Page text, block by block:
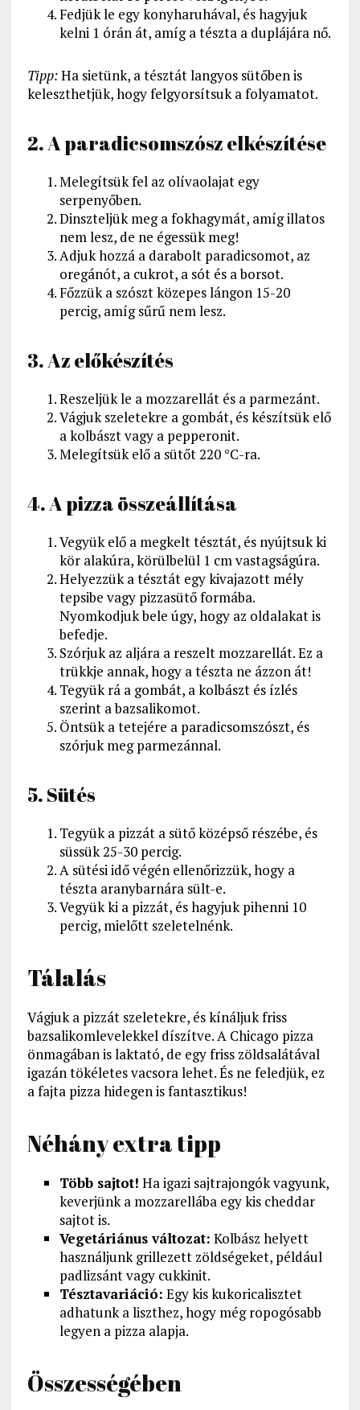
Fedjük le egy konyharuhával, és hagyjuk
kelni 1 órán át, amíg a tészta a duplájára nő.
Tipp:Ha sietünk, a tésztát langyos sütőben is
keleszthetjük, hogy felgyorsítsuk a folyamatot.
2. A paradicsomszósz elkészítése
Melegítsük fel az olívaolajat egy
serpenyőben.
Dinszteljük meg a fokhagymát, amíg illatos
nem lesz, de ne égessük meg!
Adjuk hozzá a darabolt paradicsomot, az
oregánót, a cukrot, a sót és a borsot.
Főzzük a szószt közepes lángon 15-20
percig, amíg sűrű nem lesz.
3. Az előkészítés
Reszeljük le a mozzarellát és a parmezánt.
Vágjuk szeletekre a gombát, és készítsük elő
a kolbászt vagy a pepperonit.
Melegítsük elő a sütőt 220 °C-ra.
4. A pizza összeállítása
Vegyük elő a megkelt tésztát, és nyújtsuk ki
kör alakúra, körülbelül 1 cm vastagságúra.
Helyezzük a tésztát egy kivajazott mély
tepsibe vagy pizzasütő formába.
Nyomkodjuk bele úgy, hogy az oldalakat is
befedje.
Szórjuk az aljára a reszelt mozzarellát. Ez a
trükkje annak, hogy a tészta ne ázzon át!
Tegyük rá a gombát, a kolbászt és ízlés
szerint a bazsalikomot.
Öntsük a tetejére a paradicsomszószt, és
szórjuk meg parmezánnal.
5. Sütés
Tegyük a pizzát a sütő középső részébe, és
süssük 25-30 percig.
A sütési idő végén ellenőrizzük, hogy a
tészta aranybarnára sült-e.
Vegyük ki a pizzát, és hagyjuk pihenni 10
percig, mielőtt szeletelnénk.
Tálalás
Vágjuk a pizzát szeletekre, és kínáljuk friss
bazsalikomlevelekkel díszítve. A Chicago pizza
önmagában is laktató, de egy friss zöldsalátával
igazán tökéletes vacsora lehet. És ne feledjük, ez
a fajta pizza hidegen is fantasztikus!
Néhány extra tipp
Több sajtot! Ha igazi sajtrajongók vagyunk,
keverjünk a mozzarellába egy kis cheddar
sajtot is.
Vegetáriánus változat: Kolbász helyett
használjunk grillezett zöldségeket, például
padlizsánt vagy cukkinit.
Tésztavariáció: Egy kis kukoricalisztet
adhatunk a liszthez, hogy még ropogósabb
legyen a pizza alapja.
Összességében